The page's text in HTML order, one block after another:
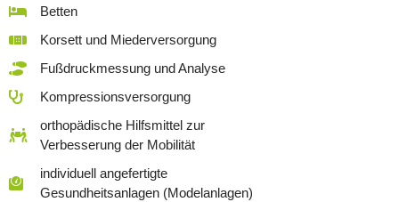
Betten
Korsett und Miederversorgung
Fußdruckmessung und Analyse
Kompressionsversorgung
orthopädische Hilfsmittel zur
Verbesserung der Mobilität
individuell angefertigte
Gesundheitsanlagen (Modelanlagen)